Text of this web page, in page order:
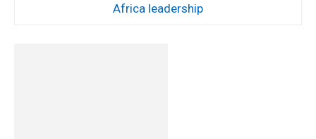
Africa leadership